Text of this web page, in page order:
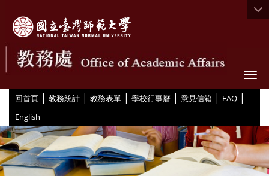
回首頁 | 教務統計 | 教務表單 | 學校行事曆 | 意見信箱 | FAQ |
English